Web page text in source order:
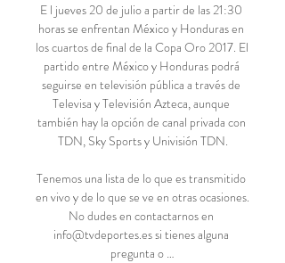
E l jueves 20 de julio a partir de las 21:30
horas se enfrentan México y Honduras en
los cuartos de final de la Copa Oro 2017. El
partido entre México y Honduras podrá
seguirse en televisión pública a través de
Televisa y Televisión Azteca, aunque
también hay la opción de canal privada con
TDN, Sky Sports y Univisión TDN.
Tenemos una lista de lo que es transmitido
en vivo y de lo que se ve en otras ocasiones.
No dudes en contactarnos en
info@tvdeportes.es si tienes alguna
pregunta o …